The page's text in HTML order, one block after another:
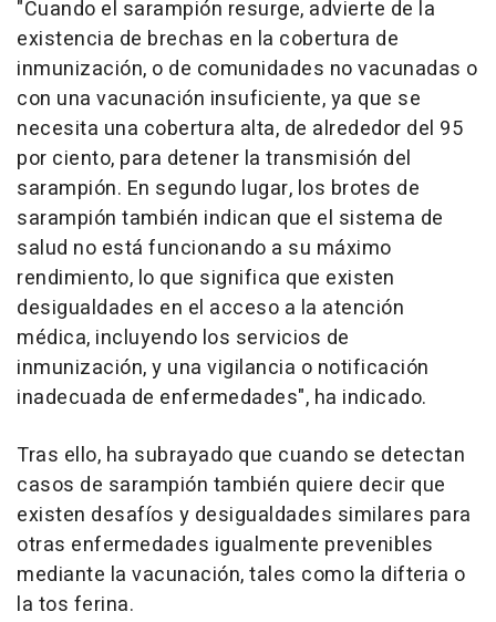
"Cuando el sarampión resurge, advierte de la
existencia de brechas en la cobertura de
inmunización, o de comunidades no vacunadas o
con una vacunación insuficiente, ya que se
necesita una cobertura alta, de alrededor del 95
por ciento, para detener la transmisión del
sarampión. En segundo lugar, los brotes de
sarampión también indican que el sistema de
salud no está funcionando a su máximo
rendimiento, lo que significa que existen
desigualdades en el acceso a la atención
médica, incluyendo los servicios de
inmunización, y una vigilancia o notificación
inadecuada de enfermedades", ha indicado.
Tras ello, ha subrayado que cuando se detectan
casos de sarampión también quiere decir que
existen desafíos y desigualdades similares para
otras enfermedades igualmente prevenibles
mediante la vacunación, tales como la difteria o
la tos ferina.